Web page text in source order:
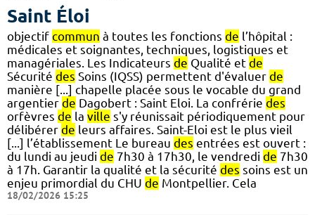
Saint Éloi
objectif commun à toutes les fonctions de l’hôpital :
médicales et soignantes, techniques, logistiques et
managériales. Les Indicateurs de Qualité et de
Sécurité des Soins (IQSS) permettent d'évaluer de
manière [...] chapelle placée sous le vocable du grand
argentier de Dagobert : Saint Eloi. La confrérie des
orfèvres de la ville s'y réunissait périodiquement pour
délibérer de leurs affaires. Saint-Eloi est le plus vieil
[...] l’établissement Le bureau des entrées est ouvert :
du lundi au jeudi de 7h30 à 17h30, le vendredi de 7h30
à 17h. Garantir la qualité et la sécurité des soins est un
enjeu primordial du CHU de Montpellier. Cela
18/02/2026 15:25